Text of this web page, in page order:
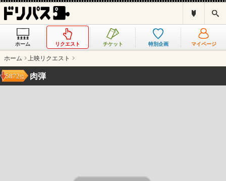
ス
ホーム リクエスト チケット 特別企画 マイページ
ホーム 上映リクエスト
肉弾
5872位